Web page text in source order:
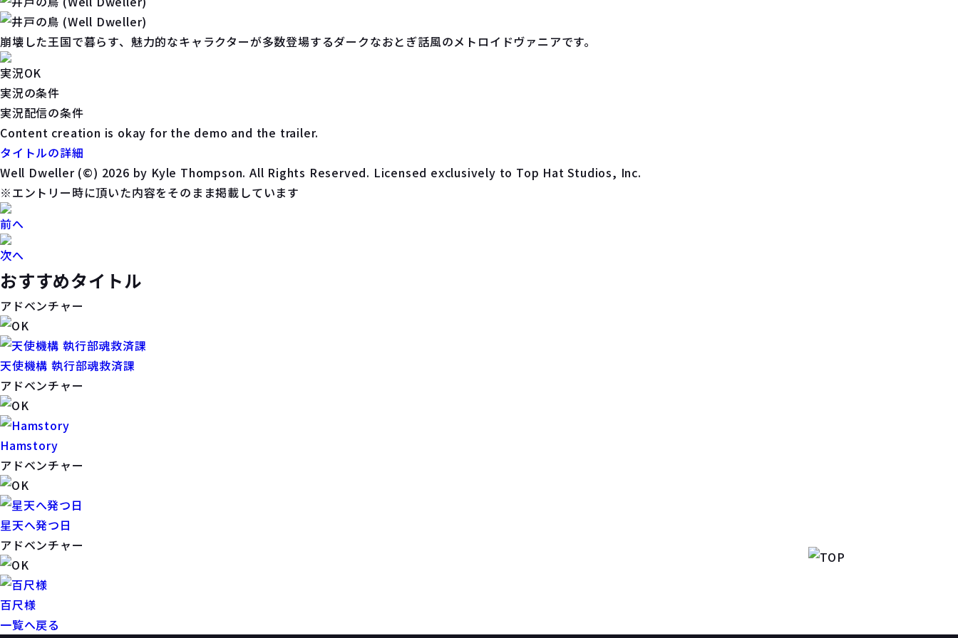
崩壊した王国で暮らす、魅力的なキャラクターが多数登場するダークなおとぎ話風のメトロイドヴァニアです。
実況OK
実況の条件
実況配信の条件
Content creation is okay for the demo and the trailer.
タイトルの詳細
Well Dweller (©) 2026 by Kyle Thompson. All Rights Reserved. Licensed exclusively to Top Hat Studios, Inc.
※エントリー時に頂いた内容をそのまま掲載しています
前へ
次へ
おすすめタイトル
アドベンチャー
天使機構 執行部魂救済課
アドベンチャー
Hamstory
アドベンチャー
星天へ発つ日
アドベンチャー
百尺様
一覧へ戻る